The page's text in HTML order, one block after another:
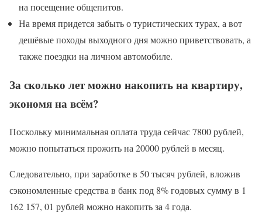
на посещение общепитов.
На время придется забыть о туристических турах, а вот
дешёвые походы выходного дня можно приветствовать, а
также поездки на личном автомобиле.
За сколько лет можно накопить на квартиру,
экономя на всём?
Поскольку минимальная оплата труда сейчас 7800 рублей,
можно попытаться прожить на 20000 рублей в месяц.
Следовательно, при заработке в 50 тысяч рублей, вложив
сэкономленные средства в банк под 8% годовых сумму в 1
162 157, 01 рублей можно накопить за 4 года.